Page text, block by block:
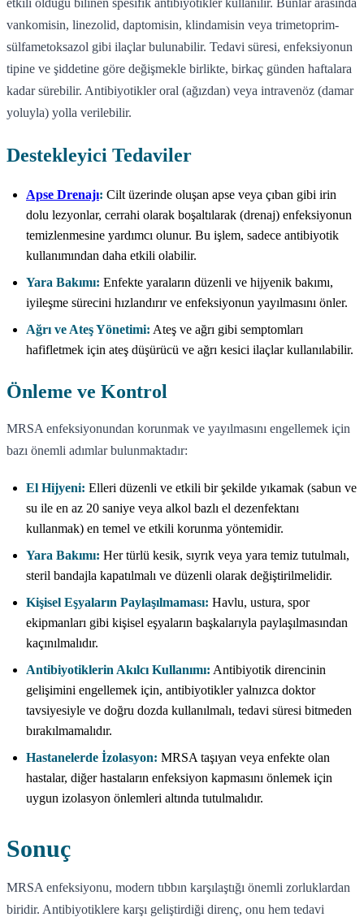
vankomisin, linezolid, daptomisin, klindamisin veya trimetoprim-
sülfametoksazol gibi ilaçlar bulunabilir. Tedavi süresi, enfeksiyonun
tipine ve şiddetine göre değişmekle birlikte, birkaç günden haftalara
kadar sürebilir. Antibiyotikler oral (ağızdan) veya intravenöz (damar
yoluyla) yolla verilebilir.
Destekleyici Tedaviler
Apse Drenajı: Cilt üzerinde oluşan apse veya çıban gibi irin
dolu lezyonlar, cerrahi olarak boşaltılarak (drenaj) enfeksiyonun
temizlenmesine yardımcı olunur. Bu işlem, sadece antibiyotik
kullanımından daha etkili olabilir.
Yara Bakımı: Enfekte yaraların düzenli ve hijyenik bakımı,
iyileşme sürecini hızlandırır ve enfeksiyonun yayılmasını önler.
Ağrı ve Ateş Yönetimi: Ateş ve ağrı gibi semptomları
hafifletmek için ateş düşürücü ve ağrı kesici ilaçlar kullanılabilir.
Önleme ve Kontrol
MRSA enfeksiyonundan korunmak ve yayılmasını engellemek için
bazı önemli adımlar bulunmaktadır:
El Hijyeni: Elleri düzenli ve etkili bir şekilde yıkamak (sabun ve
su ile en az 20 saniye veya alkol bazlı el dezenfektanı
kullanmak) en temel ve etkili korunma yöntemidir.
Yara Bakımı: Her türlü kesik, sıyrık veya yara temiz tutulmalı,
steril bandajla kapatılmalı ve düzenli olarak değiştirilmelidir.
Kişisel Eşyaların Paylaşılmaması: Havlu, ustura, spor
ekipmanları gibi kişisel eşyaların başkalarıyla paylaşılmasından
kaçınılmalıdır.
Antibiyotiklerin Akılcı Kullanımı: Antibiyotik direncinin
gelişimini engellemek için, antibiyotikler yalnızca doktor
tavsiyesiyle ve doğru dozda kullanılmalı, tedavi süresi bitmeden
bırakılmamalıdır.
Hastanelerde İzolasyon: MRSA taşıyan veya enfekte olan
hastalar, diğer hastaların enfeksiyon kapmasını önlemek için
uygun izolasyon önlemleri altında tutulmalıdır.
Sonuç
MRSA enfeksiyonu, modern tıbbın karşılaştığı önemli zorluklardan
biridir. Antibiyotiklere karşı geliştirdiği direnç, onu hem tedavi